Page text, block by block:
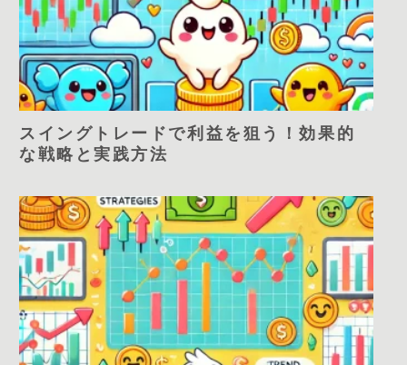
スイングトレードで利益を狙う！効果的
な戦略と実践方法